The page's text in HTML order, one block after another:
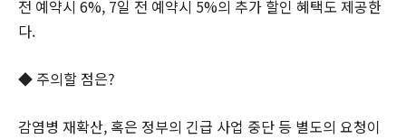
전 예약시 6%, 7일 전 예약시 5%의 추가 할인 혜택도 제공한
다.
◆ 주의할 점은?
감염병 재확산, 혹은 정부의 긴급 사업 중단 등 별도의 요청이